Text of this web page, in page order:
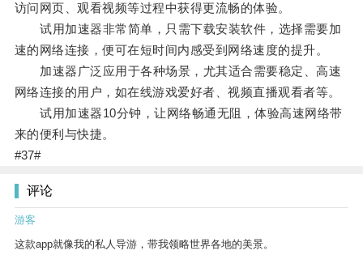
访问网页、观看视频等过程中获得更流畅的体验。
试用加速器非常简单，只需下载安装软件，选择需要加
速的网络连接，便可在短时间内感受到网络速度的提升。
加速器广泛应用于各种场景，尤其适合需要稳定、高速
网络连接的用户，如在线游戏爱好者、视频直播观看者等。
试用加速器10分钟，让网络畅通无阻，体验高速网络带
来的便利与快捷。
#37#
评论
游客
这款app就像我的私人导游，带我领略世界各地的美景。